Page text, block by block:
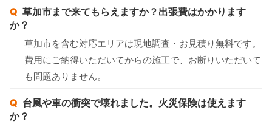
草加市まで来てもらえますか？出張費はかかります
か？
草加市を含む対応エリアは現地調査・お見積り無料です。
費用にご納得いただいてからの施工で、お断りいただいて
も問題ありません。
台風や車の衝突で壊れました。火災保険は使えます
か？